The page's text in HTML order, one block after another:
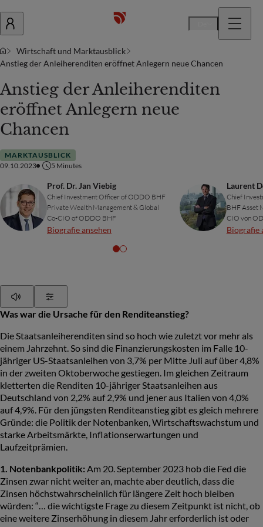
Wirtschaft und Marktausblick
Anstieg der Anleiherenditen eröffnet Anlegern neue Chancen
Anstieg der Anleiherenditen
eröffnet Anlegern neue
Chancen
MARKTAUSBLICK
09.10.2023
5 Minutes
Prof. Dr. Jan Viebig
Chief Investment Officer of ODDO BHF
Private Wealth Management & Global
Co-CIO of ODDO BHF
Biografie ansehen
Laurent
Chief
BHF Asset
CIO von
Biografie
Was war die Ursache für den Renditeanstieg?
Die Staatsanleiherenditen sind so hoch wie zuletzt vor mehr als
einem Jahrzehnt. So sind die Finanzierungskosten im Falle 10-
jähriger US-Staatsanleihen von 3,7% per Mitte Juli auf über 4,8%
in der zweiten Oktoberwoche gestiegen. Im gleichen Zeitraum
kletterten die Renditen 10-jähriger Staatsanleihen aus
Deutschland von 2,2% auf 2,9% und jener aus Italien von 4,0%
auf 4,9%. Für den jüngsten Renditeanstieg gibt es gleich mehrere
Gründe: die Politik der Notenbanken, Wirtschaftswachstum und
starke Arbeitsmärkte, Inflationserwartungen und
Laufzeitprämien.
1. Notenbankpolitik: Am 20. September 2023 hob die Fed die
Zinsen zwar nicht weiter an, machte aber deutlich, dass die
Zinsen höchstwahrscheinlich für längere Zeit hoch bleiben
würden: “… die wichtigste Frage zu diesem Zeitpunkt ist nicht, ob
eine weitere Zinserhöhung in diesem Jahr erforderlich ist oder